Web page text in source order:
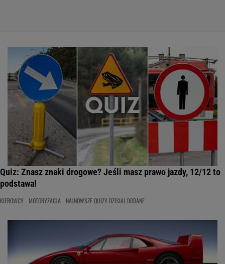
Quiz: Znasz znaki drogowe? Jeśli masz prawo jazdy, 12/12 to
podstawa!
KIEROWCY MOTORYZACJA NAJNOWSZE QUIZY DZISIAJ DODANE